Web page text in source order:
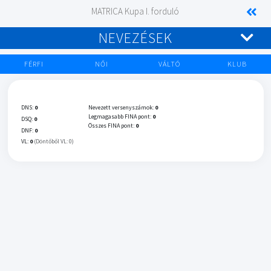
MATRICA Kupa I. forduló
NEVEZÉSEK
FÉRFI NŐI VÁLTÓ KLUB
DNS: 0
DSQ: 0
DNF: 0
VL: 0 (Döntőből VL: 0)
Nevezett versenyszámok: 0
Legmagasabb FINA pont: 0
Összes FINA pont: 0